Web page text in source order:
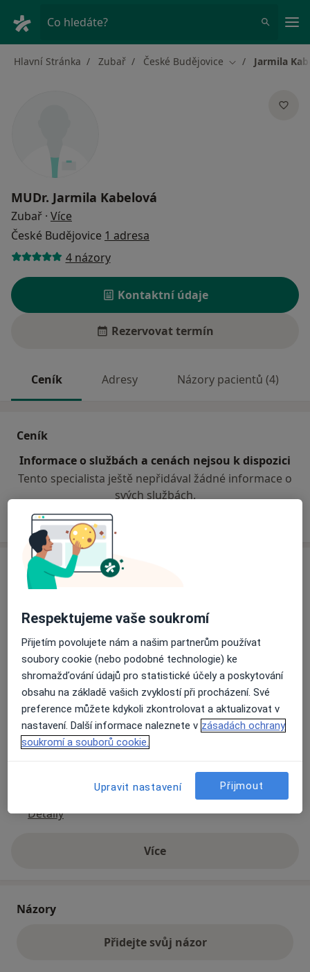
Co hledáte?
Hlavní Stránka Zubař České Budějovice Změna města
Jarmila
MUDr. Jarmila Kabelová
Zubař · Více
České Budějovice 1 adresa
4 názory
Kontaktní údaje
Rezervovat termín
Ceník Adresy Názory pacientů (4)
Ceník
Informace o službách a cenách nejsou k dispozici
Tento specialista ještě nepřidával žádné informace o
svých službách.
Adresa
EUROCLINICUM a.s.
Přiblížit mapuse otevře v nové záložce
Dostupnost
Na této adrese online kalendář není aktivní
Co mám v takové situaci udělat?
Způsoby platby (soukromé návštěvy)
Na teto adrese lékař přijímá pacienty na pojišťovnu
Detaily
Víceo adrese
Názory
Přidejte svůj názor
Respektujeme vaše soukromí
Přijetím povolujete nám a našim partnerům používat
soubory cookie (nebo podobné technologie) ke
shromažďování údajů pro statistické účely a poskytování
obsahu na základě vašich zvyklostí při procházení. Své
preference můžete kdykoli zkontrolovat a aktualizovat v
nastavení. Další informace naleznete v zásadách ochrany
soukromí a souborů cookie.
Upravit nastavení Přijmout